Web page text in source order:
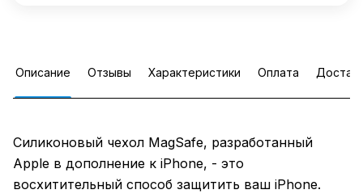
Описание Отзывы Характеристики Оплата
Силиконовый чехол MagSafe, разработанный
Apple в дополнение к iPhone, - это
восхитительный способ защитить ваш iPhone.